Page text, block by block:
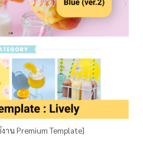
าน Premium Template]